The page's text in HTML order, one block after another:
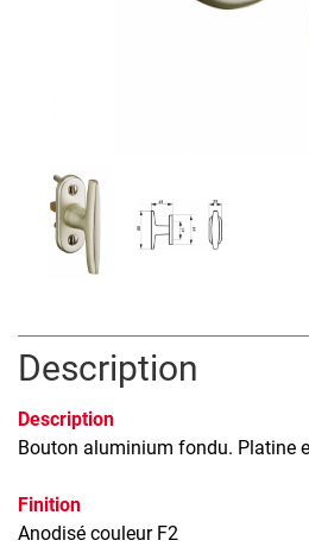
Description
Description
Bouton aluminium fondu. Platine
Finition
Anodisé couleur F2